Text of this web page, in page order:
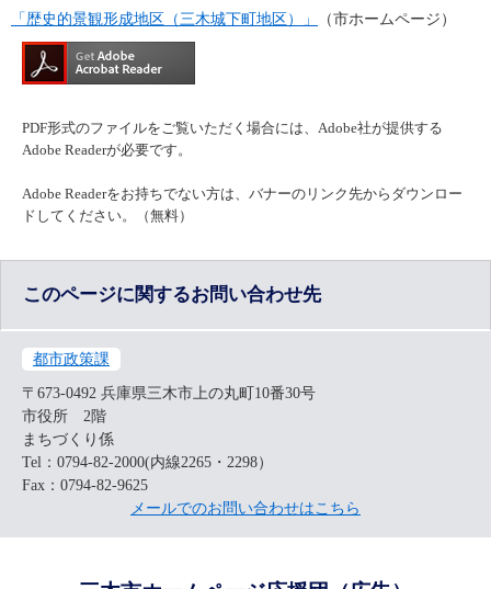
「歴史的景観形成地区（三木城下町地区）」 （市ホームページ）
PDF形式のファイルをご覧いただく場合には、Adobe社が提供する
Adobe Readerが必要です。
Adobe Readerをお持ちでない方は、バナーのリンク先からダウンロー
ドしてください。（無料）
このページに関するお問い合わせ先
都市政策課
〒673-0492 兵庫県三木市上の丸町10番30号
市役所 2階
まちづくり係
Tel：0794-82-2000(内線2265・2298）
Fax：0794-82-9625
メールでのお問い合わせはこちら